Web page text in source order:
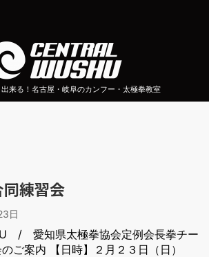
来る！名古屋・岐阜のカンフー・太極拳教室
練習会
日
/ 愛知県太極拳協会定例会長拳チー
ご案内 【日時】２月２３日（日）